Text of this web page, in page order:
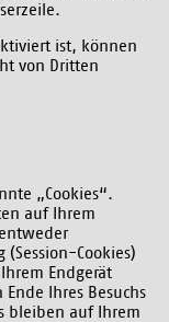
ist, können
von Dritten
„Cookies“.
auf Ihrem
Cookies)
Endgerät
Ihres Besuchs
bleiben auf Ihrem